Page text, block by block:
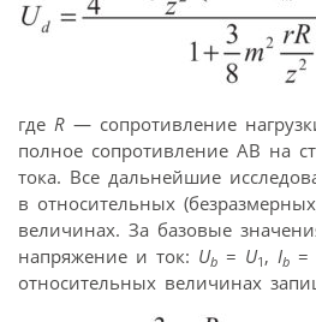
где R — сопротивление
полное сопротивление АВ на
тока. Все дальнейшие
в относительных
величинах. За базовые
напряжение и ток: Ub = U1 , Ib =
относительных величинах